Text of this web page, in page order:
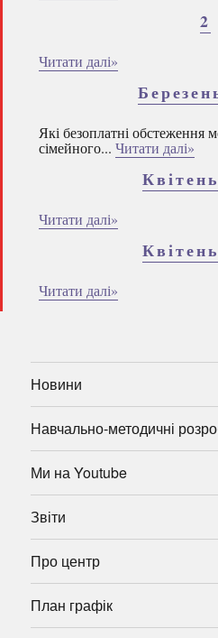
2
Читати далі»
Які безоплатні обстеження
сімейного... Читати далі»
Читати далі»
Читати далі»
Новини
Навчально-методичні
Ми на Youtube
Звіти
Про центр
План графік